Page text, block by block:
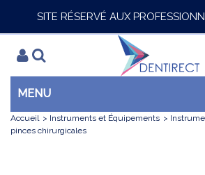
SITE RÉSERVÉ AUX
MENU
Accueil > Instruments et Équipements >
pinces chirurgicales